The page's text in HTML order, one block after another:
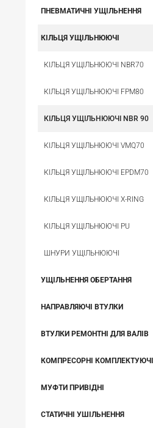
ПНЕВМАТИЧНІ УЩІЛЬНЕННЯ
КІЛЬЦЯ УЩІЛЬНЮЮЧІ
КІЛЬЦЯ УЩІЛЬНЮЮЧІ NBR70
КІЛЬЦЯ УЩІЛЬНЮЮЧІ FPM80
КІЛЬЦЯ УЩІЛЬНЮЮЧІ NBR 90
КІЛЬЦЯ УЩІЛЬНЮЮЧІ VMQ70
КІЛЬЦЯ УЩІЛЬНЮЮЧІ EPDM70
КІЛЬЦЯ УЩІЛЬНЮЮЧІ X-RING
КІЛЬЦЯ УЩІЛЬНЮЮЧІ PU
ШНУРИ УЩІЛЬНЮЮЧІ
УЩІЛЬНЕННЯ ОБЕРТАННЯ
НАПРАВЛЯЮЧІ ВТУЛКИ
ВТУЛКИ РЕМОНТНІ ДЛЯ ВАЛІВ
КОМПРЕСОРНІ КОМПЛЕКТУЮЧІ
МУФТИ ПРИВІДНІ
СТАТИЧНІ УШІЛЬНЕННЯ